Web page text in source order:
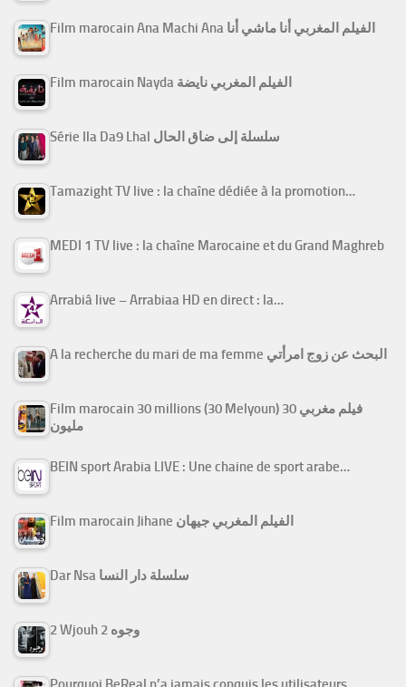
Film marocain Ana Machi Ana الفيلم المغربي أنا ماشي أنا
Film marocain Nayda الفيلم المغربي نايضة
Série Ila Da9 Lhal سلسلة إلى ضاق الحال
Tamazight TV live : la chaîne dédiée à la promotion…
MEDI 1 TV live : la chaîne Marocaine et du Grand Maghreb
Arrabiâ live – Arrabiaa HD en direct : la…
A la recherche du mari de ma femme البحث عن زوج امرأتي
Film marocain 30 millions (30 Melyoun) فيلم مغربي 30
مليون
BEIN sport Arabia LIVE : Une chaine de sport arabe…
Film marocain Jihane الفيلم المغربي جيهان
Dar Nsa سلسلة دار النسا
2 Wjouh 2 وجوه